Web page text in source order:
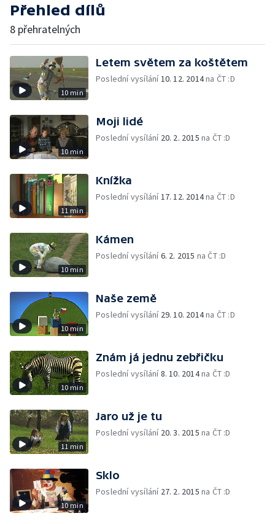
Přehled dílů
8 přehratelných
10 min
Letem světem za koštětem
Poslední vysílání10. 12. 2014na ČT :D
10 min
Moji lidé
Poslední vysílání 20. 2. 2015 na ČT :D
11 min
Knížka
Poslední vysílání17. 12. 2014na ČT :D
10 min
Kámen
Poslední vysílání6. 2. 2015 na ČT :D
10 min
Naše země
Poslední vysílání 29. 10. 2014na ČT :D
10 min
Znám já jednu zebřičku
Poslední vysílání8. 10. 2014na ČT :D
11 min
Jaro už je tu
Poslední vysílání 20. 3. 2015 na ČT :D
10 min
Sklo
Poslední vysílání 27. 2. 2015 na ČT :D